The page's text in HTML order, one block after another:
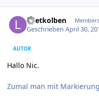
Loetkolben Members
GeschriebenApril 30,
AUTOR
Hallo Nic.
Zumal man mit